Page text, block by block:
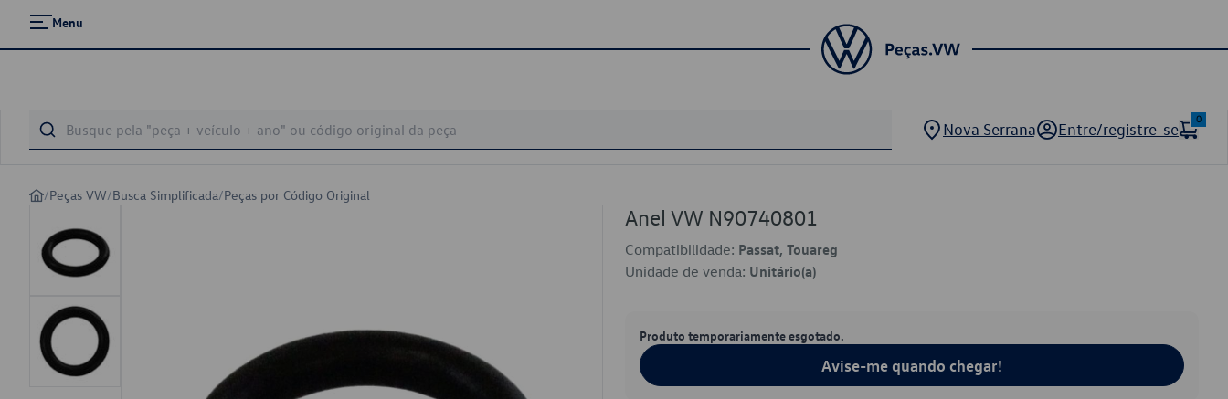
Menu
Nova Serrana Entre/registre-se
0
/Peças VW/Busca Simplificada/Peças por Código Original
Anel VW N90740801
Compatibilidade: Passat, Touareg
Unidade de venda: Unitário(a)
Produto temporariamente esgotado.
Avise-me quando chegar!